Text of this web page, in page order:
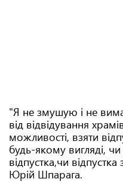
"Я не змушую і не
від відвідування
можливості, взяти
будь-якому вигляді,
відпустка,чи
Юрій Шпарага.